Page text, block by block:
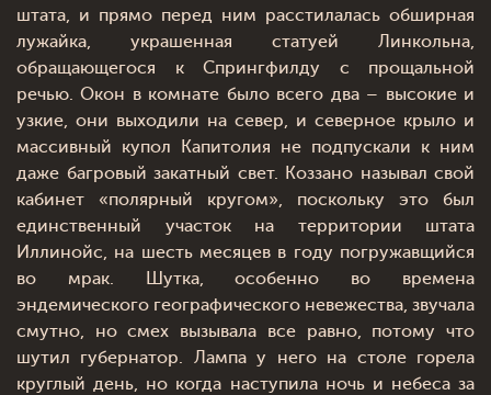
штата, и прямо перед ним расстилалась обширная
лужайка, украшенная статуей Линкольна,
обращающегося к Спрингфилду с прощальной
речью. Окон в комнате было всего два – высокие и
узкие, они выходили на север, и северное крыло и
массивный купол Капитолия не подпускали к ним
даже багровый закатный свет. Коззано называл свой
кабинет «полярный кругом», поскольку это был
единственный участок на территории штата
Иллинойс, на шесть месяцев в году погружавщийся
во мрак. Шутка, особенно во времена
эндемического географического невежества, звучала
смутно, но смех вызывала все равно, потому что
шутил губернатор. Лампа у него на столе горела
круглый день, но когда наступила ночь и небеса за